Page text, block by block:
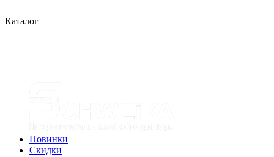
Каталог
Новинки
Скидки